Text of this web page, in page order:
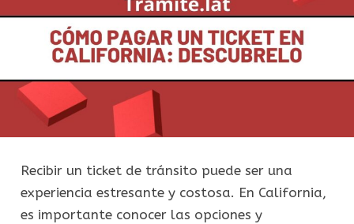
Recibir un ticket de tránsito puede ser una
experiencia estresante y costosa. En California,
es importante conocer las opciones y